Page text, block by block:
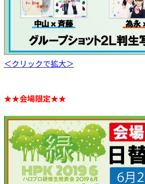
＜クリックで拡大＞
★★会場限定★★